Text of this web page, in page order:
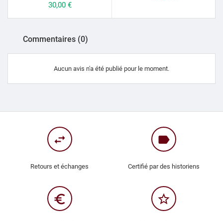
Prix
30,00 €
Commentaires (0)
Aucun avis n'a été publié pour le moment.
swap_horiz
Retours et échanges
label
Certifié par des historiens
euro_symbol star_border